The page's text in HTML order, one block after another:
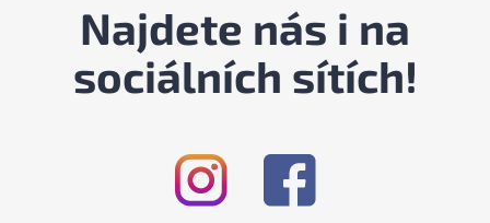
Najdete nás i na
sociálních sítích!